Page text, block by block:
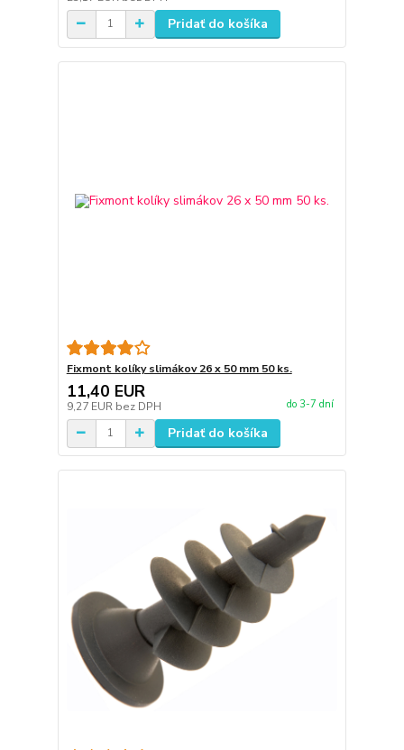
Pridať do košíka
Fixmont kolíky slimákov 26 x 50 mm 50 ks.
11,40 EUR
9,27 EUR bez DPH do 3-7 dní
Pridať do košíka